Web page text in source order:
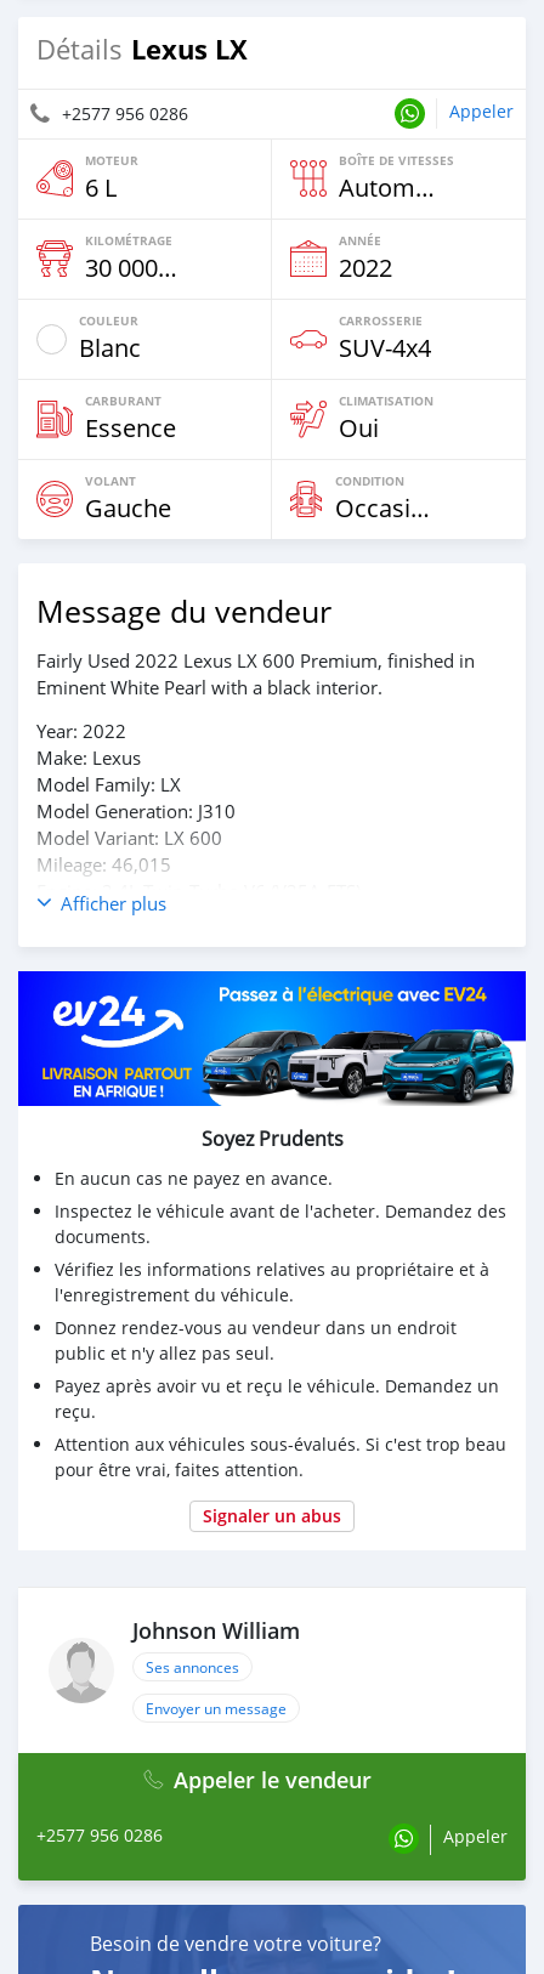
Détails Lexus LX
+2577 956 0286 Appeler
MOTEUR
6 L
BOÎTE DE VITESSES
Automatique
KILOMÉTRAGE
30 000 Km
ANNÉE
2022
COULEUR
Blanc
CARROSSERIE
SUV‒4x4
CARBURANT
Essence
CLIMATISATION
Oui
VOLANT
Gauche
CONDITION
Occasion
Message du vendeur
Fairly Used 2022 Lexus LX 600 Premium, finished in
Eminent White Pearl with a black interior.
Year: 2022
Make: Lexus
Model Family: LX
Model Generation: J310
Model Variant: LX 600
Mileage: 46,015
Engine: 3.4L Twin-Turbo V6 (V35A-FTS)
Transmission: Automatic
Drive Type: Four Wheel Drive (4WD/AWD)
Vehicle Type: Automobile
Body Style: SUV
Doors: 4 Doors
Driver Side: Left Hand Drive
Ext. Color Group: Eminent White Pearl
Int. Color Group: Black
3M clear paint protection film on the front end Star grad
vehicle protection system
Clean and well maintain still under warranty.....E-
mail:salem9jasim@gmail.com
Afficher plus
Soyez Prudents
En aucun cas ne payez en avance.
Inspectez le véhicule avant de l'acheter. Demandez des
documents.
Vérifiez les informations relatives au propriétaire et à
l'enregistrement du véhicule.
Donnez rendez-vous au vendeur dans un endroit
public et n'y allez pas seul.
Payez après avoir vu et reçu le véhicule. Demandez un
reçu.
Attention aux véhicules sous-évalués. Si c'est trop beau
pour être vrai, faites attention.
Signaler un abus
Johnson William
Ses annonces
Envoyer un message
Appeler le vendeur
+2577 956 0286 Appeler
Besoin de vendre votre voiture?